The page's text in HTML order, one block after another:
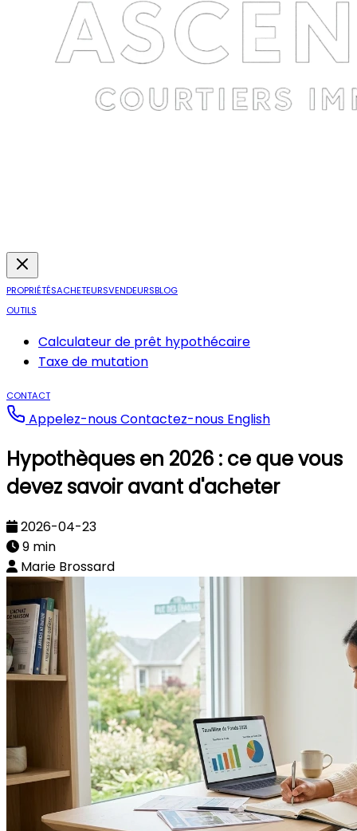
PROPRIÉTÉSACHETEURSVENDEURSBLOG
OUTILS
Calculateur de prêt hypothécaire
Taxe de mutation
CONTACT
Appelez-nousContactez-nous English
Hypothèques en 2026 : ce que vous
devez savoir avant d'acheter
2026-04-23
9 min
Marie Brossard